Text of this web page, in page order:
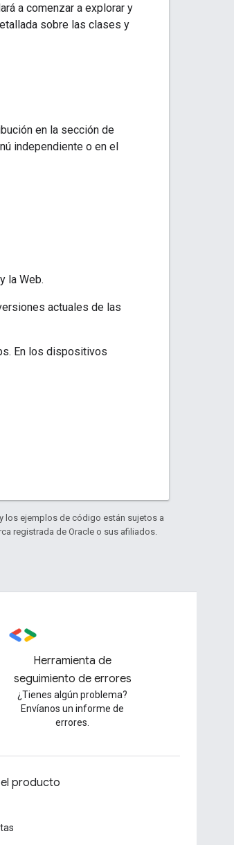
a comenzar a explorar y
sobre las clases y
en la sección de
independiente o en el
la Web.
actuales de las
En los dispositivos
, y los ejemplos de código están sujetos a
registrada de Oracle o sus afiliados.
Herramienta de
seguimiento de errores
¿Tienes algún problema?
Envíanos un informe de
errores.
producto